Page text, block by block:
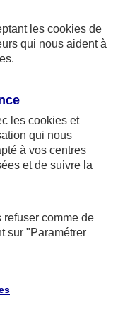
Vie sont
de
€,
les cookies de
qui nous aident à
les cookies et
qui nous
à vos centres
et de suivre la
refuser comme de
sur "Paramétrer